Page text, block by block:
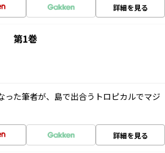
詳細を見る
第1巻
た筆者が、島で出合うトロピカルでマジ
詳細を見る